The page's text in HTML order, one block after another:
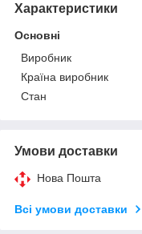
Характеристики
Основні
Виробник
Країна виробник
Стан
Умови доставки
Нова Пошта
Всі умови доставки